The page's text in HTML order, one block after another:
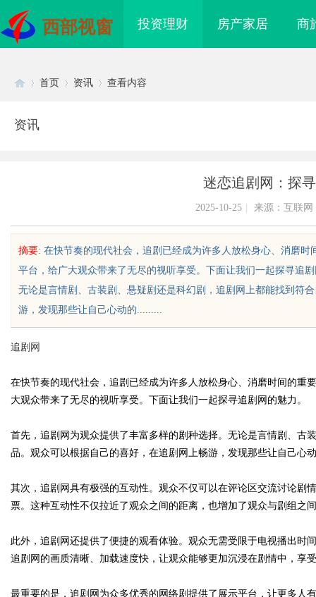
西部视窗 投资理财 房产家居 商
sc
!
首页 资讯 查看内容
资讯
迷恋追剧网：探
2025-10-25 来源：互联网
摘要: 在快节奏的现代社会，追剧已经成为许多人放松身心、消磨
平台，给广大观众带来了无尽的视听享受。下面让我们一起探寻追
无论是言情剧、古装剧、悬疑剧还是科幻剧，追剧网上都能找到符
游，发现那些让自己心动的.........
追剧网
在快节奏的现代社会，追剧已经成为许多人放松身心、消磨时间的重
大观众带来了无尽的视听享受。下面让我们一起探寻追剧网的魅力。
首先，追剧网为观众提供了丰富多样的剧种选择。无论是言情剧、古
品。观众可以根据自己的喜好，在追剧网上畅游，发现那些让自己心
其次，追剧网具有极强的互动性。观众不仅可以在评论区交流讨论剧
票。这种互动性不仅拉近了观众之间的距离，也增加了观众与剧组之
此外，追剧网还提供了便捷的观看体验。观众无需受限于电视播出时
追剧网的画质清晰、加载速度快，让观众能够更加沉浸在剧情中，享
最重要的是，追剧网为众多优秀的网络剧提供了展示平台，让更多人
配眼镜
笔！淡颜系女生的气质加分项